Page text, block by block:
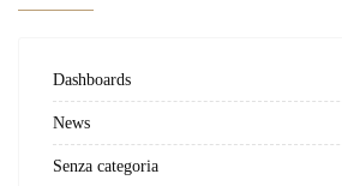
Dashboards
News
Senza categoria